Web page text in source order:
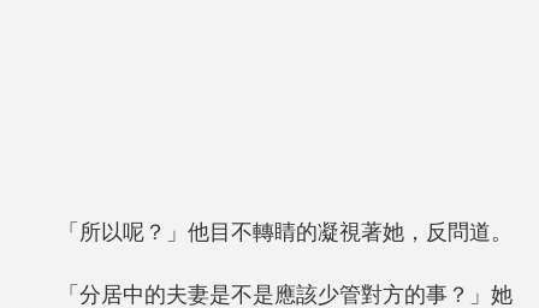
「所以呢？」他目不轉睛的凝視著她，反問道。
「分居中的夫妻是不是應該少管對方的事？」她